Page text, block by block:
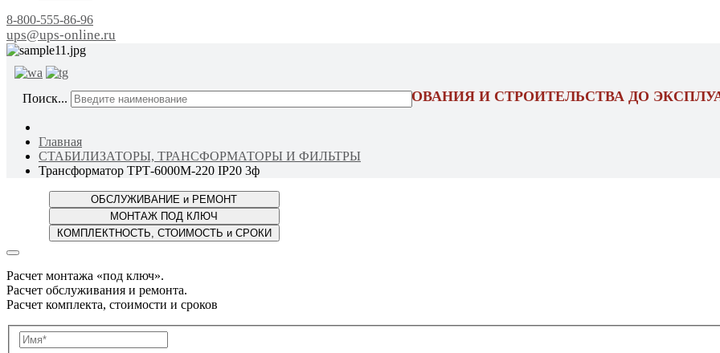
8-800-555-86-96
ups@ups-online.ru
ОТ ПРОЕКТИРОВАНИЯ И СТРОИТЕЛЬСТВА ДО
Поиск...
Главная
СТАБИЛИЗАТОРЫ, ТРАНСФОРМАТОРЫ И ФИЛЬТРЫ
Трансформатор ТРТ-6000М-220 IP20 3ф
Расчет монтажа «под ключ».
Расчет обслуживания и ремонта.
Расчет комплекта, стоимости и сроков